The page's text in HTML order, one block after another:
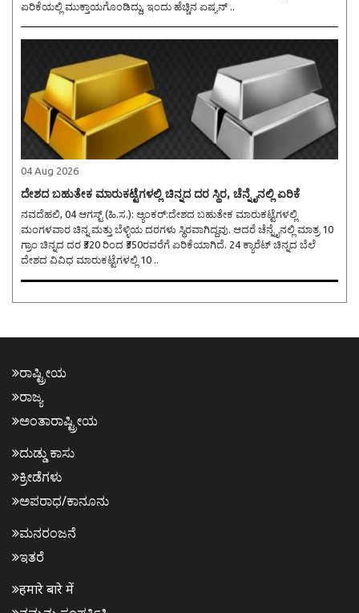
ಏರಿಕೆಯಲ್ಲಿ ಮುಕ್ತಾಯಗೊಂಡಿದ್ದು, ಇಂದು ಹೆಚ್ಚಿನ ಏಷ್ಯನ್ ..
04 Aug 2026
ದೇಶದ ಬಹುತೇಕ ಮಾರುಕಟ್ಟೆಗಳಲ್ಲಿ ಚಿನ್ನದ ದರ ಸ್ಥಿರ, ಚೆನ್ನೈನಲ್ಲಿ ಏರಿಕೆ
ನವದೆಹಲಿ, 04 ಆಗಸ್ಟ್ (ಹಿ.ಸ.): ಆ್ಯಂಕರ್:ದೇಶದ ಬಹುತೇಕ ಮಾರುಕಟ್ಟೆಗಳಲ್ಲಿ
ಮಂಗಳವಾರ ಚಿನ್ನ ಮತ್ತು ಬೆಳ್ಳಿಯ ದರಗಳು ಸ್ಥಿರವಾಗಿದ್ದವು. ಆದರೆ ಚೆನ್ನೈನಲ್ಲಿ ಮಾತ್ರ 10
ಗ್ರಾಂ ಚಿನ್ನದ ದರ ₹320 ರಿಂದ ₹350ರವರೆಗೆ ಏರಿಕೆಯಾಗಿದೆ. 24 ಕ್ಯಾರೆಟ್ ಚಿನ್ನದ ಬೆಲೆ
ದೇಶದ ವಿವಿಧ ಮಾರುಕಟ್ಟೆಗಳಲ್ಲಿ 10 ..
ರಾಷ್ಟ್ರೀಯ
ರಾಜ್ಯ
ಅಂತಾರಾಷ್ಟ್ರೀಯ
ದುಡ್ಡು ಕಾಸು
ಕ್ರೀಡೆಗಳು
ಅಪರಾಧ/ಕಾನೂನು
ಮನರಂಜನೆ
ಇತರೆ
हमारे बारे में